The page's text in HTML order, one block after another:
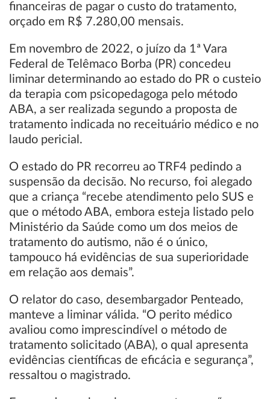
financeiras de pagar o custo do tratamento,
orçado em R$ 7.280,00 mensais.
Em novembro de 2022, o juízo da 1ª Vara
Federal de Telêmaco Borba (PR) concedeu
liminar determinando ao estado do PR o custeio
da terapia com psicopedagoga pelo método
ABA, a ser realizada segundo a proposta de
tratamento indicada no receituário médico e no
laudo pericial.
O estado do PR recorreu ao TRF4 pedindo a
suspensão da decisão. No recurso, foi alegado
que a criança “recebe atendimento pelo SUS e
que o método ABA, embora esteja listado pelo
Ministério da Saúde como um dos meios de
tratamento do autismo, não é o único,
tampouco há evidências de sua superioridade
em relação aos demais”.
O relator do caso, desembargador Penteado,
manteve a liminar válida. “O perito médico
avaliou como imprescindível o método de
tratamento solicitado (ABA), o qual apresenta
evidências científicas de eficácia e segurança”,
ressaltou o magistrado.